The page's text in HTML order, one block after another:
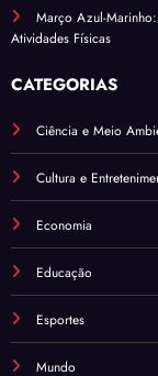
Março Azul-
Atividades Físicas
CATEGORIAS
Ciência e Meio
Cultura e
Economia
Educação
Esportes
Mundo